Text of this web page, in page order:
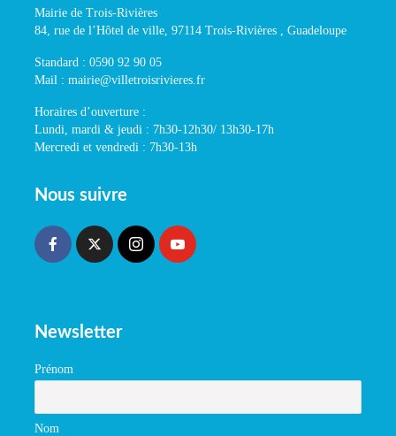
Mairie de Trois-Rivières
84, rue de l’Hôtel de ville, 97114 Trois-Rivières , Guadeloupe
Standard : 0590 92 90 05
Mail : mairie@villetroisrivieres.fr
Horaires d’ouverture :
Lundi, mardi & jeudi : 7h30-12h30/ 13h30-17h
Mercredi et vendredi : 7h30-13h
Nous suivre
Newsletter
Prénom
Nom